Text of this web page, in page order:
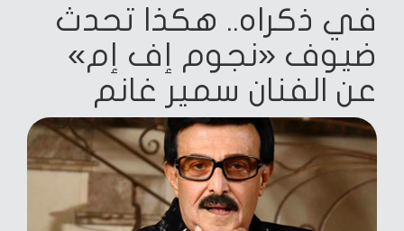
في ذكراه.. هكذا تحدث
ضيوف «نجوم إف إم»
عن الفنان سمير غانم